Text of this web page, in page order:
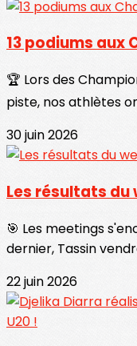
13 podiums aux
🏆 Lors des
piste, nos athlètes
30 juin 2026
Les résultats du
🎯 Les meetings
dernier, Tassin
22 juin 2026